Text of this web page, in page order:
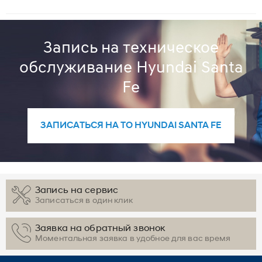
Запись на техническое
обслуживание Hyundai Santa
Fe
ЗАПИСАТЬСЯ НА ТО HYUNDAI SANTA FE
Запись на сервис
Записаться в один клик
Заявка на обратный звонок
Моментальная заявка в удобное для вас время